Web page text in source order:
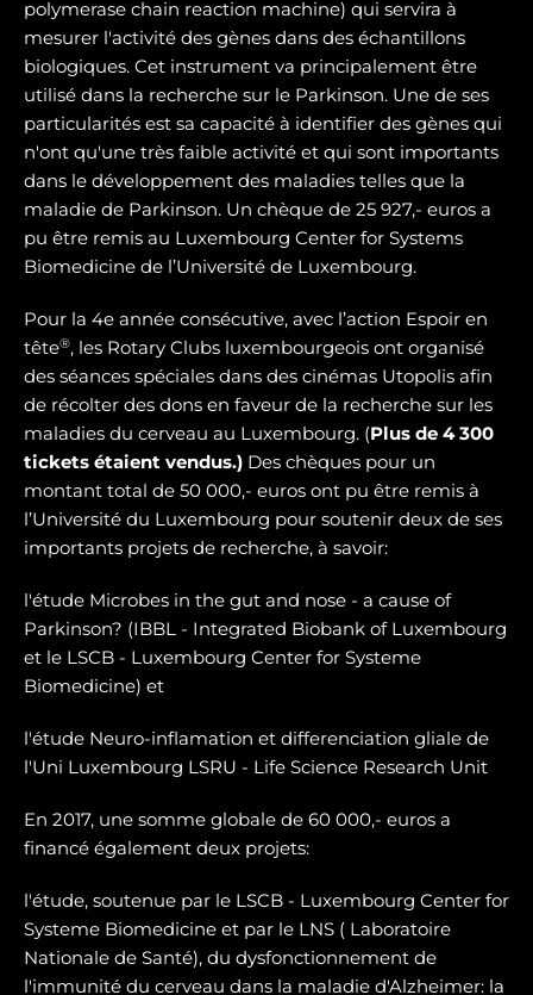
polymerase chain reaction machine) qui servira à
mesurer l'activité des gènes dans des échantillons
biologiques. Cet instrument va principalement être
utilisé dans la recherche sur le Parkinson. Une de ses
particularités est sa capacité à identifier des gènes qui
n'ont qu'une très faible activité et qui sont importants
dans le développement des maladies telles que la
maladie de Parkinson. Un chèque de 25 927,- euros a
pu être remis au Luxembourg Center for Systems
Biomedicine de l’Université de Luxembourg.
Pour la 4e année consécutive, avec l’action Espoir en
tête®, les Rotary Clubs luxembourgeois ont organisé
des séances spéciales dans des cinémas Utopolis afin
de récolter des dons en faveur de la recherche sur les
maladies du cerveau au Luxembourg. (Plus de 4 300
tickets étaient vendus.) Des chèques pour un
montant total de 50 000,- euros ont pu être remis à
l’Université du Luxembourg pour soutenir deux de ses
importants projets de recherche, à savoir:
l'étude Microbes in the gut and nose - a cause of
Parkinson? (IBBL - Integrated Biobank of Luxembourg
et le LSCB - Luxembourg Center for Systeme
Biomedicine) et
l'étude Neuro-inflamation et differenciation gliale de
l'Uni Luxembourg LSRU - Life Science Research Unit
En 2017, une somme globale de 60 000,- euros a
financé également deux projets:
l'étude, soutenue par le LSCB - Luxembourg Center for
Systeme Biomedicine et par le LNS ( Laboratoire
Nationale de Santé), du dysfonctionnement de
l'immunité du cerveau dans la maladie d'Alzheimer: la